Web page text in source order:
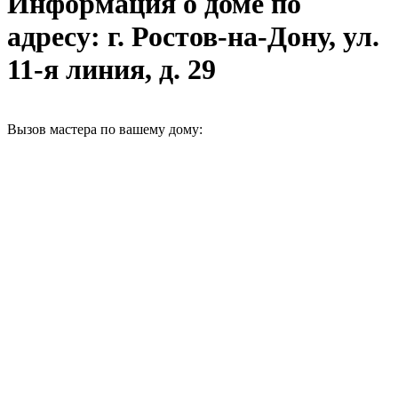
адресу: г. Ростов-на-Дону, ул.
11-я линия, д. 29
Вызов мастера по вашему дому: